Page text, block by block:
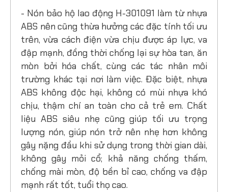
- Nón bảo hộ lao động H-301091 làm từ nhựa
ABS nên cũng thừa hưởng các đặc tính tối ưu
trên, vừa cách điện vừa chịu được áp lực, va
đập mạnh, đồng thời chống lại sự hòa tan, ăn
mòn bởi hóa chất, cùng các tác nhân môi
trường khác tại nơi làm việc. Đặc biệt, nhựa
ABS không độc hại, không có mùi nhựa khó
chịu, thậm chí an toàn cho cả trẻ em. Chất
liệu ABS siêu nhẹ cũng giúp tối ưu trọng
lượng nón, giúp nón trở nên nhẹ hơn không
gây nặng đầu khi sử dụng trong thời gian dài,
không gây mỏi cổ; khả năng chống thấm,
chống mài mòn, độ bền bỉ cao, chống va đập
mạnh rất tốt, tuổi thọ cao.